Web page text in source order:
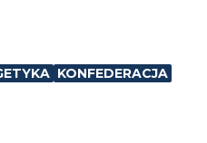
KONFEDERACJA